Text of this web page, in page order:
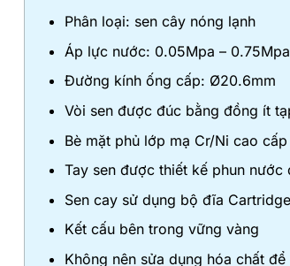
Phân loại: sen cây nóng lạnh
Áp lực nước: 0.05Mpa – 0.75Mpa
Đường kính ống cấp: Ø20.6mm
Vòi sen được đúc bằng đồng ít
Bè mặt phủ lớp mạ Cr/Ni cao
Tay sen được thiết kế phun
Sen cay sử dụng bộ đĩa
Kết cấu bên trong vững vàng
Không nên sửa dụng hóa chất